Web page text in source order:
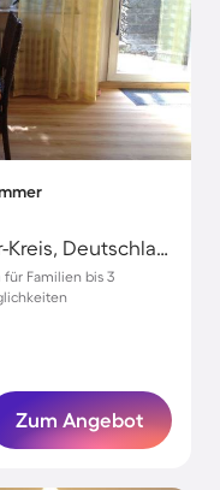
Dossenheim, Rhein-Neckar-Kreis, Deutschland
Familien bis 3
Zum Angebot